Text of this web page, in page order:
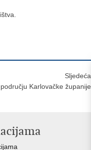
Sljedeća
Karlovačke županije